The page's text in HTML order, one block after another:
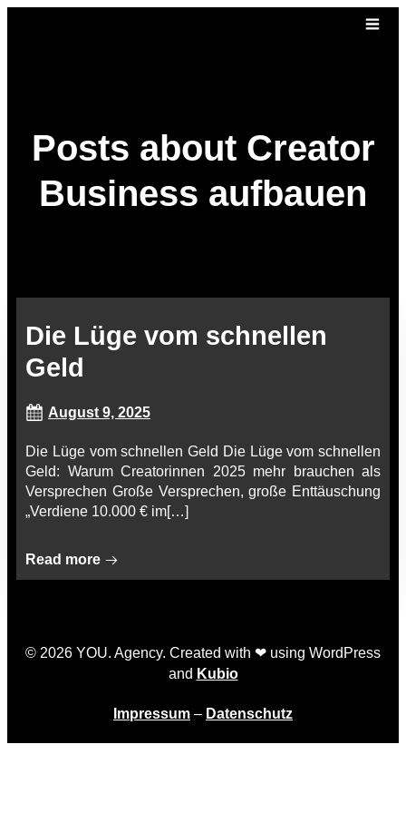
Posts about Creator
Business aufbauen
Die Lüge vom schnellen
Geld
August 9, 2025
Die Lüge vom schnellen Geld Die Lüge vom schnellen
Geld: Warum Creatorinnen 2025 mehr brauchen als
Versprechen Große Versprechen, große Enttäuschung
„Verdiene 10.000 € im[…]
Read more
© 2026 YOU. Agency. Created with ❤ using WordPress
and Kubio
Impressum – Datenschutz